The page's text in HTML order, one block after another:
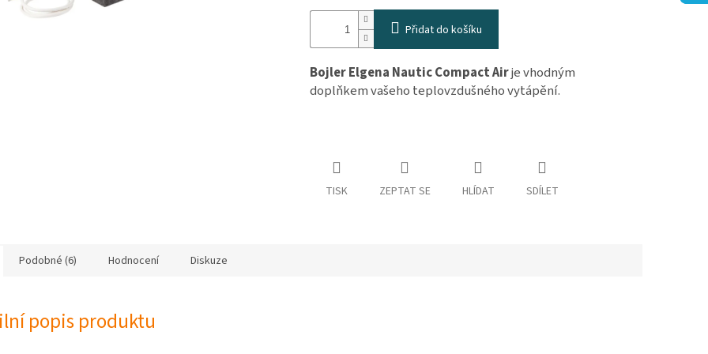
Přidat do košíku
Bojler Elgena Nautic Compact Airje vhodným
doplňkem vašeho teplovzdušného vytápění.
TISK ZEPTAT SE HLÍDAT SDÍLET
Podobné (6) Hodnocení Diskuze
popis produktu